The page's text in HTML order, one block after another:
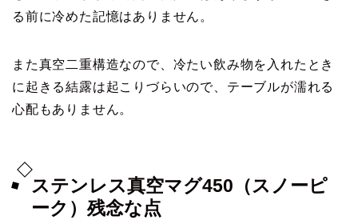
る前に冷めた記憶はありません。
また真空二重構造なので、冷たい飲み物を入れたとき
に起きる結露は起こりづらいので、テーブルが濡れる
心配もありません。
ステンレス真空マグ450（スノーピ
ーク）残念な点